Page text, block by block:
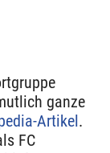
ganze
Artikel.
FC